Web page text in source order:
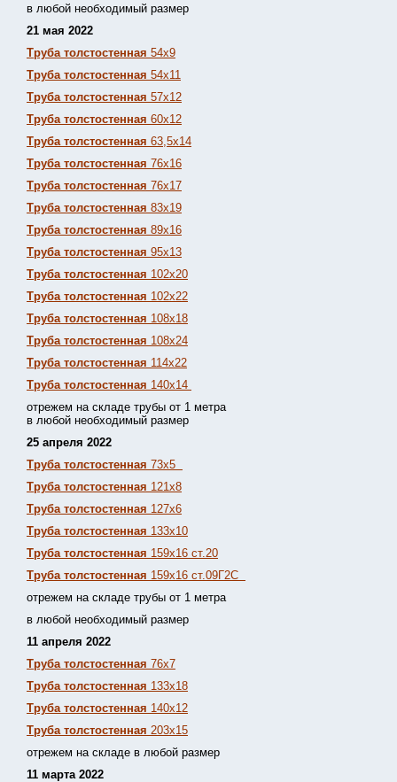
в любой необходимый размер
21 мая 2022
Труба толстостенная 54х9
Труба толстостенная 54х11
Труба толстостенная 57х12
Труба толстостенная 60х12
Труба толстостенная 63,5х14
Труба толстостенная 76х16
Труба толстостенная 76х17
Труба толстостенная 83х19
Труба толстостенная 89х16
Труба толстостенная 95х13
Труба толстостенная 102х20
Труба толстостенная 102х22
Труба толстостенная 108х18
Труба толстостенная 108х24
Труба толстостенная 114х22
Труба толстостенная 140х14
отрежем на складе трубы от 1 метра
в любой необходимый размер
25 апреля 2022
Труба толстостенная 73х5
Труба толстостенная 121х8
Труба толстостенная 127х6
Труба толстостенная 133х10
Труба толстостенная 159х16 ст.20
Труба толстостенная 159х16 ст.09Г2С
отрежем на складе трубы от 1 метра
в любой необходимый размер
11 апреля 2022
Труба толстостенная 76х7
Труба толстостенная 133х18
Труба толстостенная 140х12
Труба толстостенная 203х15
отрежем на складе в любой размер
11 марта 2022